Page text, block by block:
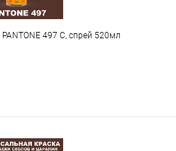
497 C, спрей 520мл